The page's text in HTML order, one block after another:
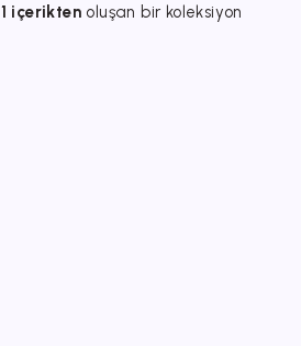
1 içeriktenoluşan bir koleksiyon